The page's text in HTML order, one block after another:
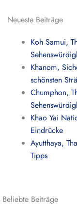
Neueste Beiträge
Koh Samui,
Khanom,
schönsten
Chumphon,
Khao Yai
Eindrücke
Ayutthaya,
Tipps
Beliebte Beiträge